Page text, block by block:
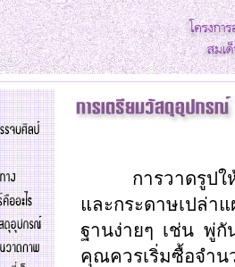
การวาดรูป
และกระดาษเปล่า
ฐานง่ายๆ เช่น พู่
คุณควรเริ่มซื้อจำ